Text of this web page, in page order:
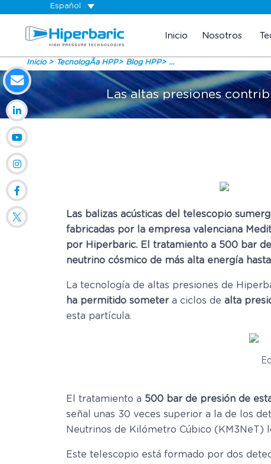
Español
Inicio Nosotros
Inicio TecnologÃ­a HPP Blog HPP ...
Las altas presiones
Las balizas acústicas del telescopio
fabricadas por la empresa valenciana
por Hiperbaric. El tratamiento a 500 bar
neutrino cósmico de más alta energía
La tecnología de altas presiones de
ha permitido someter a ciclos de alta
esta partícula.
El tratamiento a 500 bar de presión de
señal unas 30 veces superior a la de los
Neutrinos de Kilómetro Cúbico (KM3NeT)
Este telescopio está formado por dos